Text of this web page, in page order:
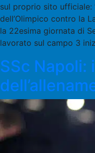
sul proprio sito ufficiale:
dell’Olimpico contro la
la 22esima giornata di
lavorato sul campo 3
SSc Napoli: